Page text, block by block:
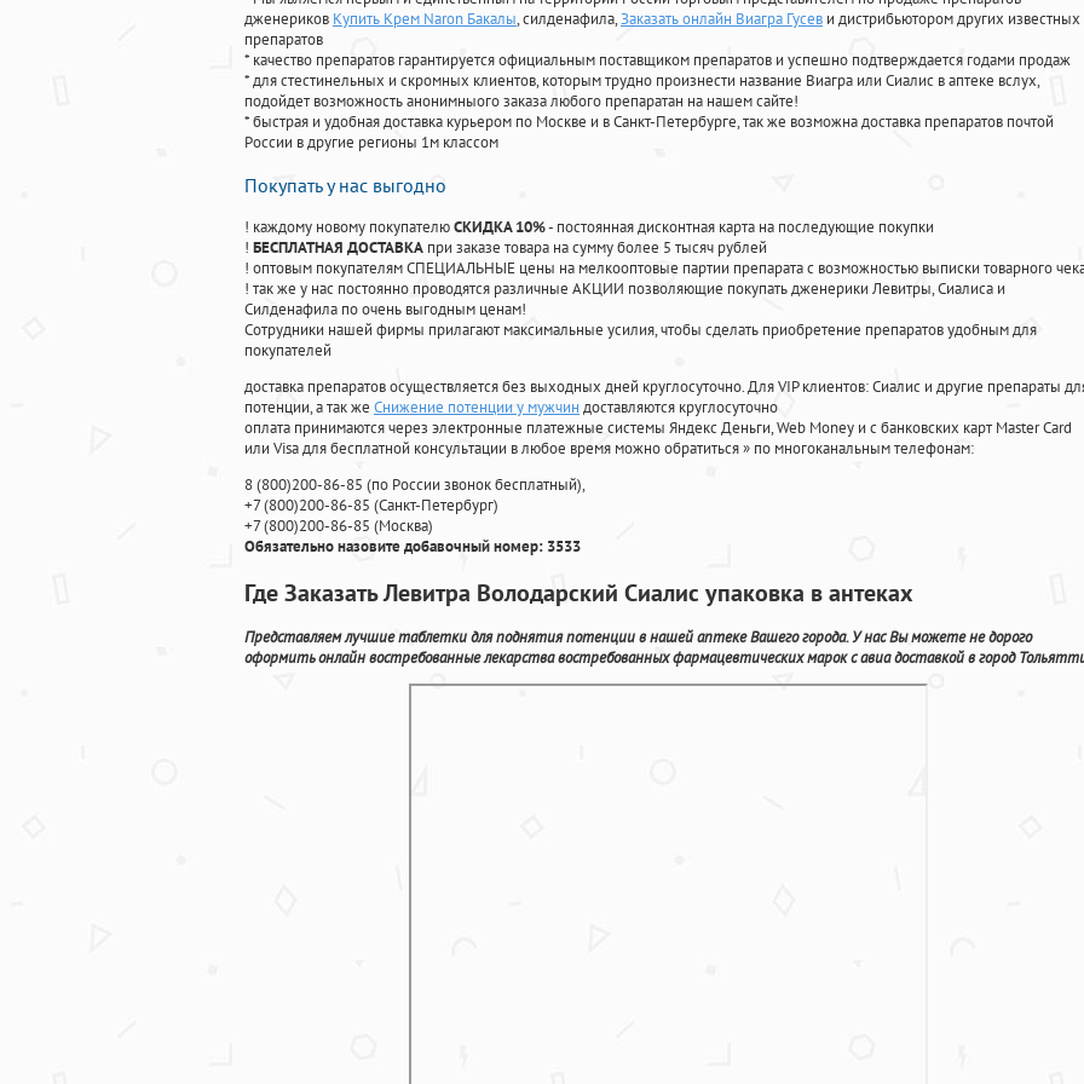
дженериков Купить Крем Naron Бакалы, силденафила,Заказать онлайн Виагра Гусев и дистрибьютором других известных
препаратов
* качество препаратов гарантируется официальным поставщиком препаратов и успешно подтверждается годами продаж
* для стестинельных и скромных клиентов, которым трудно произнести название Виагра или Сиалис в аптеке вслух,
подойдет возможность анонимныого заказа любого препаратан на нашем сайте!
* быстрая и удобная доставка курьером по Москве и в Санкт-Петербурге, так же возможна доставка препаратов почтой
России в другие регионы 1м классом
Покупать у нас выгодно
! каждому новому покупателюСКИДКА 10%- постоянная дисконтная карта на последующие покупки
! БЕСПЛАТНАЯ ДОСТАВКА при заказе товара на сумму более 5 тысяч рублей
! оптовым покупателям СПЕЦИАЛЬНЫЕ цены на мелкооптовые партии препарата с возможностью выписки товарного
! так же у нас постоянно проводятся различные АКЦИИ позволяющие покупать дженерики Левитры, Сиалиса и
Силденафила по очень выгодным ценам!
Cотрудники нашей фирмы прилагают максимальные усилия, чтобы сделать приобретение препаратов удобным для
покупателей
доставка препаратов осуществляется без выходных дней круглосуточно. Для VIP клиентов: Сиалис и другие препараты
потенции, а так же Снижение потенции у мужчин доставляются круглосуточно
оплата принимаются через электронные платежные системы Яндекс Деньги, Web Money и с банковских карт Master Card
или Visa для бесплатной консультации в любое время можно обратиться» по многоканальным телефонам:
8(800)200-86-85 (по России звонок бесплатный),
+7(800)200-86-85 (Санкт-Петербург)
+7(800)200-86-85 (Москва)
Обязательно назовите добавочный номер: 3533
Где Заказать Левитра Володарский Сиалис упаковка в антеках
Представляем лучшие таблетки для поднятия потенции в нашей аптеке Вашего города. У нас Вы можете не дорого
оформить онлайн востребованные лекарства востребованных фармацевтических марок с авиа доставкой в город